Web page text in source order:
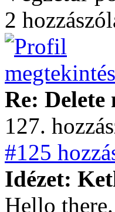
2
Re: Delete
127.
#125
Idézet:
Hello there.